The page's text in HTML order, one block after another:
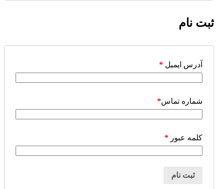
ثبت نام
آدرس ایمیل *
شماره تماس*
کلمه عبور *
ثبت نام